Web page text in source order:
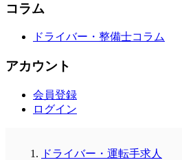
コラム
ドライバー・整備士コラム
アカウント
会員登録
ログイン
ドライバー・運転手求人